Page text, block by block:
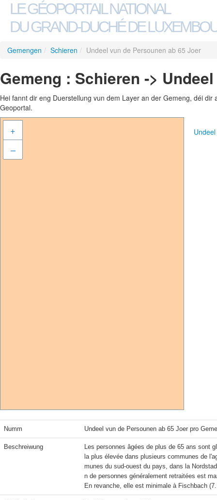
LE GÉOPORTAIL NATIONAL
DU GRAND-DUCHÉ DE
Gemengen / Schieren / Undeel vun de Persounen ab 65 Joer
Gemeng : Schieren ->
Hei fannt dir eng Duerstellung vun dem Layer an der Gemeng, déi
Geoportal.
+
–
Numm Undeel vun de Persounen ab 65 Joer pro
Beschreiwung
Les personnes âgées de plus de 65 ans sont
la plus élevée dans plusieurs communes de
munes du sud-ouest du pays, dans la
n de personnes généralement retraitées est
En revanche, elle est minimale à Fischbach